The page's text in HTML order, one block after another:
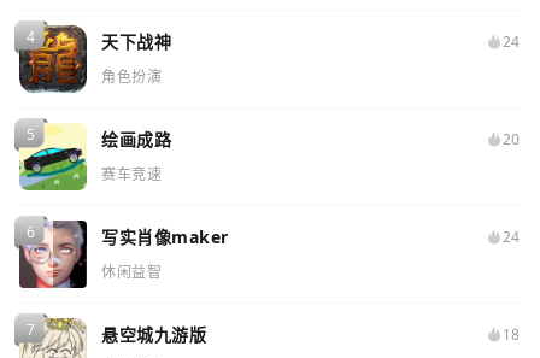
天下战神
24
角色扮演
绘画成路
20
赛车竞速
写实肖像maker
24
休闲益智
悬空城九游版
18